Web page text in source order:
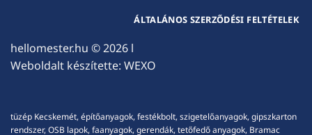
hellomester.hu © 2026 l
Weboldalt készítette: WEXO
ÁLTALÁNOS SZERZŐDÉSI FELTÉTELEK
tüzép Kecskemét, építőanyagok, festékbolt, szigetelőanyagok, gipszkarton
rendszer, OSB lapok, faanyagok, gerendák, tetőfedő anyagok, Bramac